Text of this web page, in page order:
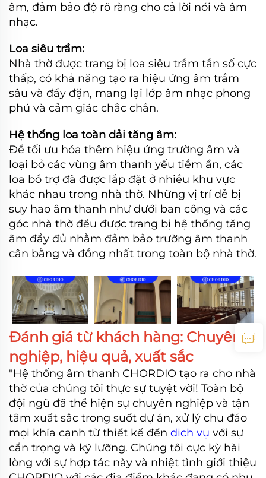
âm, đảm bảo độ rõ ràng cho cả lời nói và âm
nhạc.
Loa siêu trầm:
Nhà thờ được trang bị loa siêu trầm tần số cực
thấp, có khả năng tạo ra hiệu ứng âm trầm
sâu và đầy đặn, mang lại lớp âm nhạc phong
phú và cảm giác chắc chắn.
Hệ thống loa toàn dải tăng âm:
Để tối ưu hóa thêm hiệu ứng trường âm và
loại bỏ các vùng âm thanh yếu tiềm ẩn, các
loa bổ trợ đã được lắp đặt ở nhiều khu vực
khác nhau trong nhà thờ. Những vị trí dễ bị
suy hao âm thanh như dưới ban công và các
góc nhà thờ đều được trang bị hệ thống tăng
âm đầy đủ nhằm đảm bảo trường âm thanh
cân bằng và đồng nhất trong toàn bộ nhà thờ.
Đánh giá từ khách hàng: Chuyên
nghiệp, hiệu quả, xuất sắc
"Hệ thống âm thanh CHORDIO tạo ra cho nhà
thờ của chúng tôi thực sự tuyệt vời! Toàn bộ
đội ngũ đã thể hiện sự chuyên nghiệp và tận
tâm xuất sắc trong suốt dự án, xử lý chu đáo
mọi khía cạnh từ thiết kế đến dịch vụ với sự
cẩn trọng và kỹ lưỡng. Chúng tôi cực kỳ hài
lòng với sự hợp tác này và nhiệt tình giới thiệu